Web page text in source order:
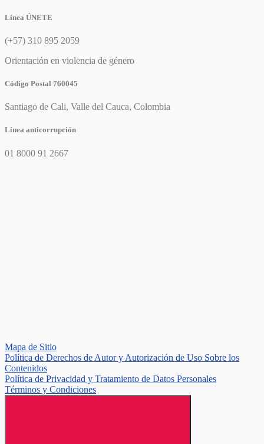
Línea ÚNETE
(+57) 310 895 2059
Orientación en violencia de género
Código Postal 760045
Santiago de Cali, Valle del Cauca, Colombia
Línea anticorrupción
01 8000 91 2667
Mapa de Sitio
Política de Derechos de Autor y Autorización de Uso Sobre los
Contenidos
Política de Privacidad y Tratamiento de Datos Personales
Términos y Condiciones